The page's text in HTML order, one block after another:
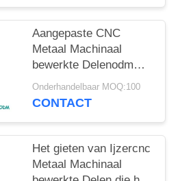
Aangepaste CNC
Metaal Machinaal
bewerkte Delenodm
Aluminium machinaal
bewerkte delen
Onderhandelbaar MOQ:100
CONTACT
Het gieten van Ijzercnc
Metaal Machinaal